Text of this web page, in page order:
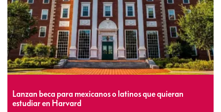
Lanzan beca para mexicanos o latinos que quieran
estudiar en Harvard